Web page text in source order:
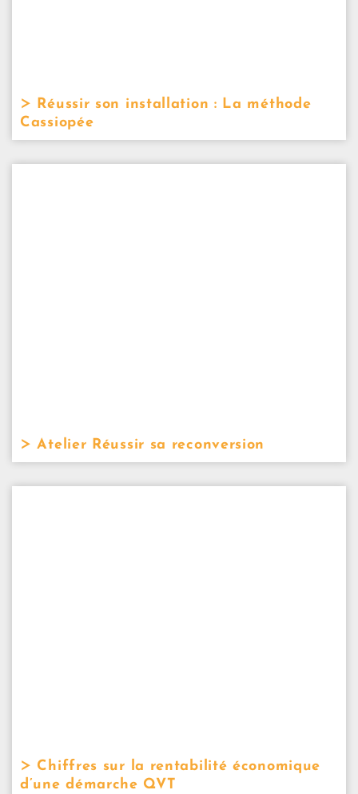
Réussir son installation : La méthode
Cassiopée
Atelier Réussir sa reconversion
Chiffres sur la rentabilité économique
d’une démarche QVT